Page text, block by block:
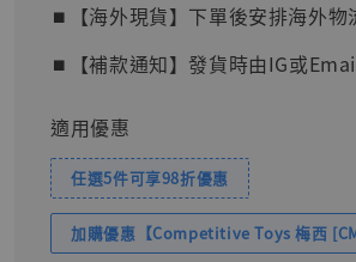
⏹︎【海外現貨】下單後安排海外物
⏹︎【補款通知】發貨時由IG或
適用優惠
任選5件可享98折優惠
加購優惠【Competitive Toys 梅西